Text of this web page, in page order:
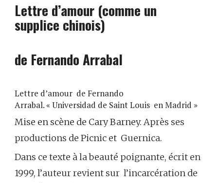
Lettre d’amour (comme un
supplice chinois)
de Fernando Arrabal
Lettre d’amour de Fernando
Arrabal.« Universidad de Saint Louis en Madrid »
Mise en scène de Cary Barney. Après ses
productions de Picnic et Guernica.
Dans ce texte à la beauté poignante, écrit en
1999, l’auteur revient sur l’incarcération de